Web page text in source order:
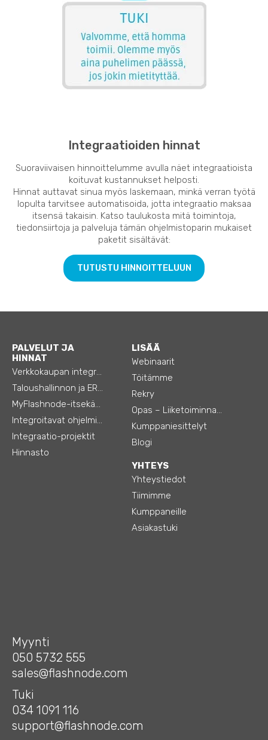
Integraatioiden hinnat
Suoraviivaisen hinnoittelumme avulla näet integraatioista
koituvat kustannukset helposti.
Hinnat auttavat sinua myös laskemaan, minkä verran työtä
lopulta tarvitsee automatisoida, jotta integraatio maksaa
itsensä takaisin. Katso taulukosta mitä toimintoja,
tiedonsiirtoja ja palveluja tämän ohjelmistoparin mukaiset
paketit sisältävät:
TUTUSTU HINNOITTELUUN
PALVELUT JA
HINNAT
Verkkokaupan integraatiot
Taloushallinnon ja ERP:n integraatiot
MyFlashnode-itsekäyttö-automaatio
Integroitavat ohjelmistot
Integraatio-projektit
Hinnasto
LISÄÄ
Webinaarit
Töitämme
Rekry
Opas – Liiketoiminnan tehostamiseen
Kumppaniesittelyt
Blogi
YHTEYS
Yhteystiedot
Tiimimme
Kumppaneille
Asiakastuki
Myynti
050 5732 555
sales@flashnode.com
Tuki
034 1091 116
support@flashnode.com